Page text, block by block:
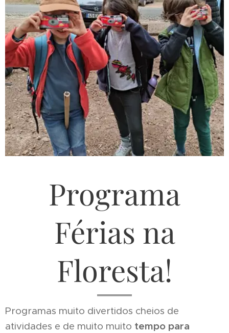
Programa
Férias na
Floresta!
Programas muito divertidos cheios de
atividades e de muito muito tempo para